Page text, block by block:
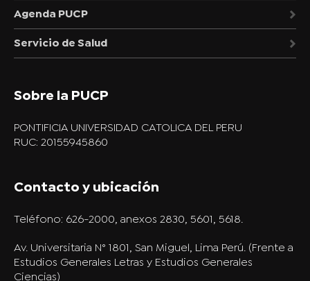
Agenda PUCP
Servicio de Salud
Sobre la PUCP
PONTIFICIA UNIVERSIDAD CATOLICA DEL PERU
RUC: 20155945860
Contacto y ubicación
Teléfono: 626-2000, anexos 2830, 5601, 5618.
Av. Universitaria N° 1801, San Miguel, Lima Perú. (Frente a
Estudios Generales Letras y Estudios Generales
Ciencias)